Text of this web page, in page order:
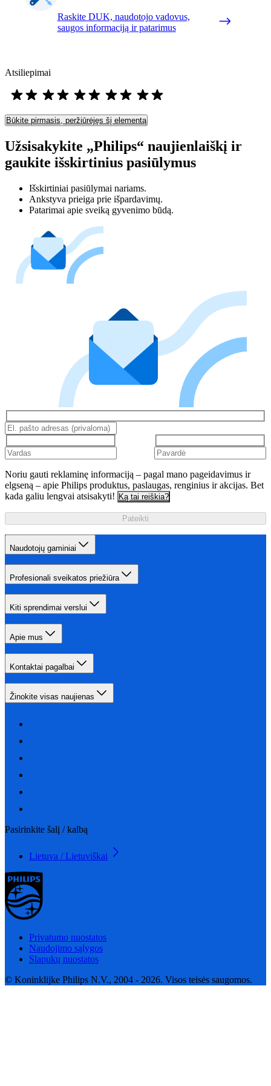
Raskite DUK, naudotojo vadovus,
saugos informaciją ir patarimus
Atsiliepimai
Būkite pirmasis, peržiūrėjęs šį elementą
Užsisakykite „Philips“ naujienlaiškį ir
gaukite išskirtinius pasiūlymus
Išskirtiniai pasiūlymai nariams.
Ankstyva prieiga prie išpardavimų.
Patarimai apie sveiką gyvenimo būdą.
Noriu gauti reklaminę informaciją – pagal mano pageidavimus ir
elgseną – apie Philips produktus, paslaugas, renginius ir akcijas. Bet
kada galiu lengvai atsisakyti! Ką tai reiškia?
Pateikti
Naudotojų gaminiai
Profesionali sveikatos priežiūra
Kiti sprendimai verslui
Apie mus
Kontaktai pagalbai
Žinokite visas naujienas
Pasirinkite šalį / kalbą
Lietuva / Lietuviškai
Privatumo nuostatos
Naudojimo sąlygos
Slapukų nuostatos
© Koninklijke Philips N.V., 2004 - 2026. Visos teisės saugomos.